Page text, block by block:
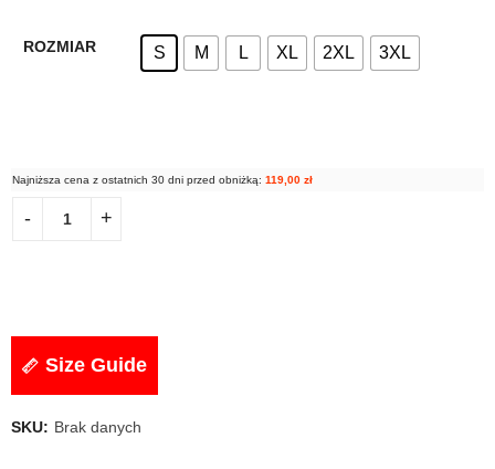
ROZMIAR S M L XL 2XL 3XL
Najniższa cena z ostatnich 30 dni przed obniżką: 119,00 zł
Size Guide
SKU: Brak danych